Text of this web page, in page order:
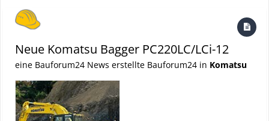
Neue Komatsu Bagger PC220LC/LCi-12
eine Bauforum24 News erstellte Bauforum24 in Komatsu